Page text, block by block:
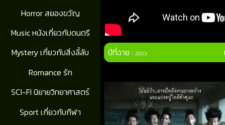
Horror สยองขวัญ
Music หนังเกี่ยวกับดนตรี
Mystery เกี่ยวกับสิ่งลี้ลับ
Romance รัก
SCI-FI นิยายวิทยาศาสตร์
Sport เกี่ยวกับกีฬา
ปีที่ฉาย :2023